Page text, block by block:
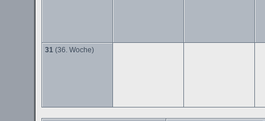
31(36. Woche)